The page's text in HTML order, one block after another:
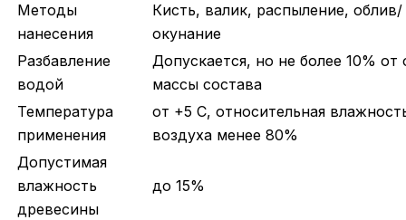
Методы
нанесения
Кисть, валик, распыление, облив/
окунание
Разбавление
водой
Допускается, но не более 10% от
массы состава
Температура
применения
от +5 С, относительная
воздуха менее 80%
Допустимая
влажность
древесины
до 15%